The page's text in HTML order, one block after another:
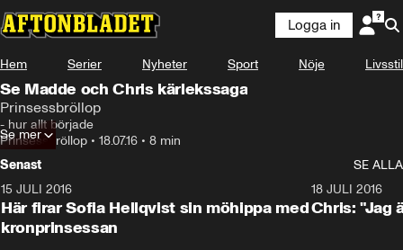
Logga in
Hem Serier Nyheter Sport Nöje Livsstil
Se Madde och Chris kärlekssaga
Prinsessbröllop
- hur allt började
Prinsessbröllop • 18.07.16 • 8 min
Se mer
Senast
SE ALLA
15 JULI 2016
Här firar Sofia Hellqvist sin möhippa med
kronprinsessan
18 JULI 2016
Chris: "Jag